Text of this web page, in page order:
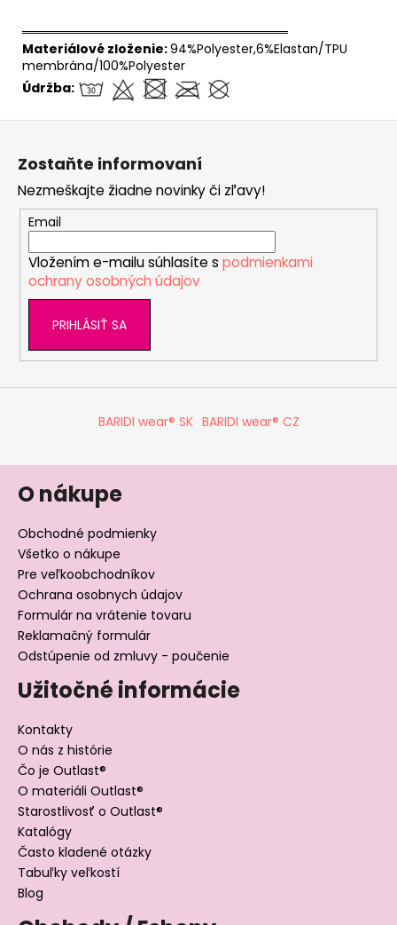
══════════════════════════════
Materiálové zloženie:94%Polyester,6%Elastan/TPU
membrána/100%Polyester
Údržba:
Zostaňte informovaní
Nezmeškajte žiadne novinky či zľavy!
Email
Vložením e-mailu súhlasíte s podmienkami
ochrany osobných údajov
PRIHLÁSIŤ SA
BARIDI wear® SK BARIDI wear® CZ
O nákupe
Obchodné podmienky
Všetko o nákupe
Pre veľkoobchodníkov
Ochrana osobnych údajov
Formulár na vrátenie tovaru
Reklamačný formulár
Odstúpenie od zmluvy - poučenie
Užitočné informácie
Kontakty
O nás z histórie
Čo je Outlast®
O materiáli Outlast®
Starostlivosť o Outlast®
Katalógy
Často kladené otázky
Tabuľky veľkostí
Blog